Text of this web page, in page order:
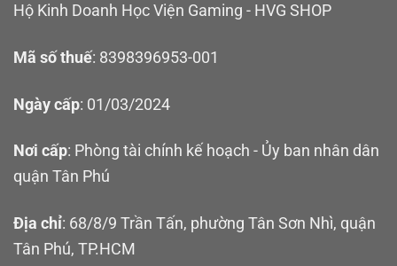
Hộ Kinh Doanh Học Viện Gaming - HVG SHOP
Mã số thuế: 8398396953-001
Ngày cấp: 01/03/2024
Nơi cấp: Phòng tài chính kế hoạch - Ủy ban nhân dân
quận Tân Phú
Địa chỉ: 68/8/9 Trần Tấn, phường Tân Sơn Nhì, quận
Tân Phú, TP.HCM